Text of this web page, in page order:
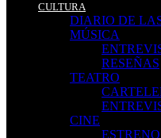
CULTURA
DIARIO DE
MÚSICA
RESEÑAS
TEATRO
CINE